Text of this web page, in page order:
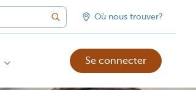
Où nous trouver?
Se connecter